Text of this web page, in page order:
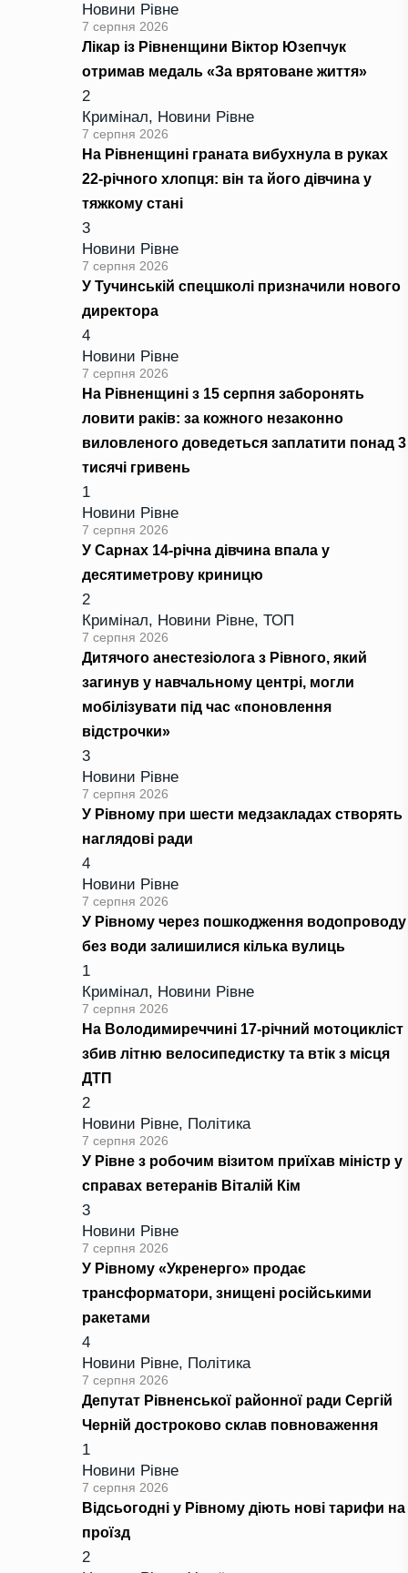
Новини Рівне
7 серпня 2026
Лікар із Рівненщини Віктор Юзепчук
отримав медаль «За врятоване життя»
2
Кримінал, Новини Рівне
7 серпня 2026
На Рівненщині граната вибухнула в руках
22-річного хлопця: він та його дівчина у
тяжкому стані
3
Новини Рівне
7 серпня 2026
У Тучинській спецшколі призначили нового
директора
4
Новини Рівне
7 серпня 2026
На Рівненщині з 15 серпня заборонять
ловити раків: за кожного незаконно
виловленого доведеться заплатити понад 3
тисячі гривень
1
Новини Рівне
7 серпня 2026
У Сарнах 14-річна дівчина впала у
десятиметрову криницю
2
Кримінал, Новини Рівне, ТОП
7 серпня 2026
Дитячого анестезіолога з Рівного, який
загинув у навчальному центрі, могли
мобілізувати під час «поновлення
відстрочки»
3
Новини Рівне
7 серпня 2026
У Рівному при шести медзакладах створять
наглядові ради
4
Новини Рівне
7 серпня 2026
У Рівному через пошкодження водопроводу
без води залишилися кілька вулиць
1
Кримінал, Новини Рівне
7 серпня 2026
На Володимиреччині 17-річний мотоцикліст
збив літню велосипедистку та втік з місця
ДТП
2
Новини Рівне, Політика
7 серпня 2026
У Рівне з робочим візитом приїхав міністр у
справах ветеранів Віталій Кім
3
Новини Рівне
7 серпня 2026
У Рівному «Укренерго» продає
трансформатори, знищені російськими
ракетами
4
Новини Рівне, Політика
7 серпня 2026
Депутат Рівненської районної ради Сергій
Черній достроково склав повноваження
1
Новини Рівне
7 серпня 2026
Відсьогодні у Рівному діють нові тарифи на
проїзд
2